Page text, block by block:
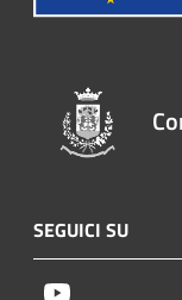
SEGUICI SU